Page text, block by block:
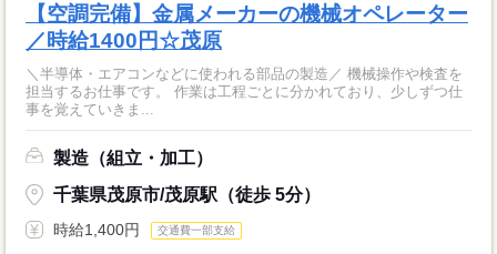
【空調完備】金属メーカーの機械オペレーター
／時給1400円☆茂原
＼半導体・エアコンなどに使われる部品の製造／ 機械操作や検査を
担当するお仕事です。 作業は工程ごとに分かれており、少しずつ仕
事を覚えていきま...
製造（組立・加工）
千葉県茂原市/茂原駅（徒歩 5分）
時給1,400円 交通費一部支給